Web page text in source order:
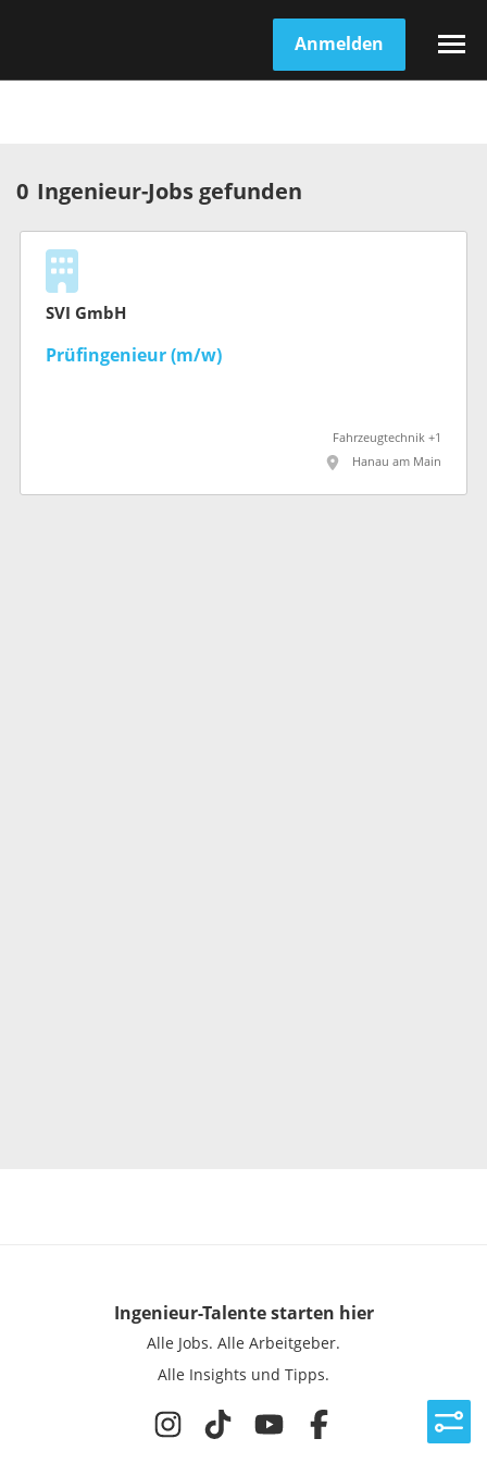
Anmelden
0 Ingenieur-Jobs gefunden
SVI GmbH
Prüfingenieur (m/w)
Fahrzeugtechnik +1
Hanau am Main
Ingenieur-Talentestarten hier
Alle Jobs. Alle Arbeitgeber.
Alle Insights und Tipps.